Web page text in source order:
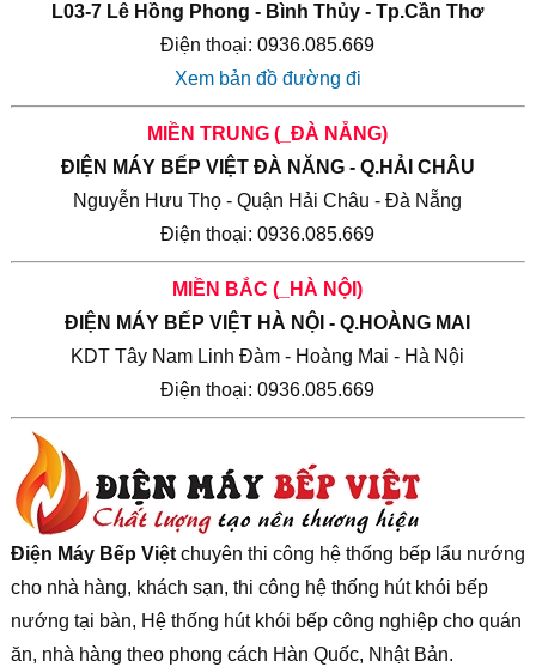
L03-7 Lê Hồng Phong - Bình Thủy - Tp.Cần Thơ
Điện thoại: 0936.085.669
Xem bản đồ đường đi
MIỀN TRUNG (_ĐÀ NẴNG)
ĐIỆN MÁY BẾP VIỆT ĐÀ NĂNG - Q.HẢI CHÂU
Nguyễn Hưu Thọ - Quận Hải Châu - Đà Nẵng
Điện thoại: 0936.085.669
MIỀN BẮC (_HÀ NỘI)
ĐIỆN MÁY BẾP VIỆT HÀ NỘI - Q.HOÀNG MAI
KDT Tây Nam Linh Đàm - Hoàng Mai - Hà Nội
Điện thoại: 0936.085.669
Điện Máy Bếp Việtchuyên thi công hệ thống bếp lẩu nướng
cho nhà hàng, khách sạn, thi công hệ thống hút khói bếp
nướng tại bàn, Hệ thống hút khói bếp công nghiệp cho quán
ăn, nhà hàng theo phong cách Hàn Quốc, Nhật Bản.